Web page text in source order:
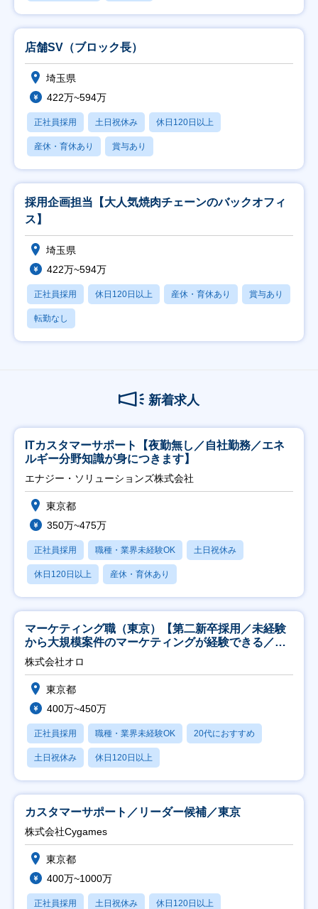
店舗SV（ブロック長）
埼玉県
422万~594万
正社員採用 土日祝休み 休日120日以上
産休・育休あり 賞与あり
採用企画担当【大人気焼肉チェーンのバックオフィ
ス】
埼玉県
422万~594万
正社員採用 休日120日以上 産休・育休あり 賞与あり
転勤なし
新着求人
ITカスタマーサポート【夜勤無し／自社勤務／エネ
ルギー分野知識が身につきます】
エナジー・ソリューションズ株式会社
東京都
350万~475万
正社員採用 職種・業界未経験OK 土日祝休み
休日120日以上 産休・育休あり
マーケティング職（東京）【第二新卒採用／未経験
から大規模案件のマーケティングが経験できる／研
修充実】
株式会社オロ
東京都
400万~450万
正社員採用 職種・業界未経験OK 20代におすすめ
土日祝休み 休日120日以上
カスタマーサポート／リーダー候補／東京
株式会社Cygames
東京都
400万~1000万
正社員採用 土日祝休み 休日120日以上